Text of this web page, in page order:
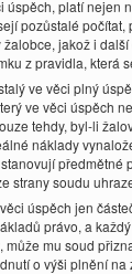
platí
pozůstalé
jakož i
z pravidla, která
ve věci plný
ve věci úspěch
tehdy, byl-li
náklady
strany soudu
úspěch jen
právo, a
mu soud
o výši plnění